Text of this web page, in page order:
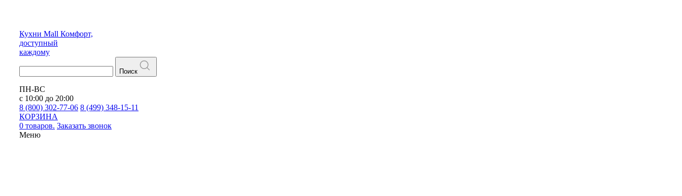
Кухни Mall Комфорт,
доступный
каждому
Поиск
ПН-ВС
с 10:00 до 20:00
8 (800) 302-77-06 8 (499) 348-15-11
КОРЗИНА
0 товаров. Заказать звонок
Меню